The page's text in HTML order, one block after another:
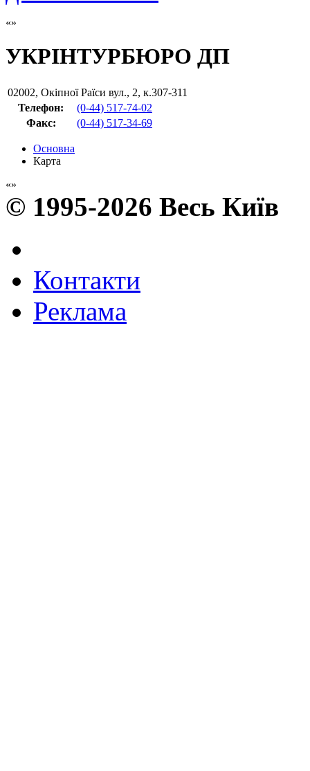
УКРІНТУРБЮРО ДП
02002, Окіпної Раїси вул., 2, к.307-311
Телефон:
(0-44) 517-74-02
Факс: (0-44) 517-34-69
Основна
Карта
© 1995-2026 Весь Київ
Контакти
Реклама